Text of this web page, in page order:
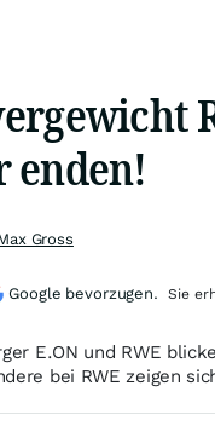
E.ON und RWE
bei RWE zeigen
Gross
Google bevorzugen. Sie